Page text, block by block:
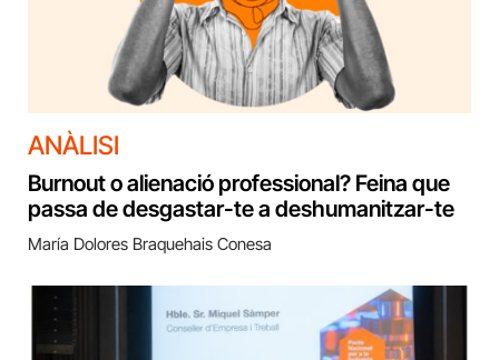
ANÀLISI
Burnout o alienació professional? Feina que
passa de desgastar-te a deshumanitzar-te
María Dolores Braquehais Conesa